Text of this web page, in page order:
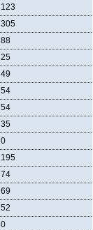
123
305
88
25
49
54
54
35
0
195
74
69
52
0